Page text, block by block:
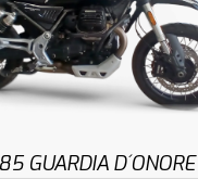
GUARDIA D´ONORE